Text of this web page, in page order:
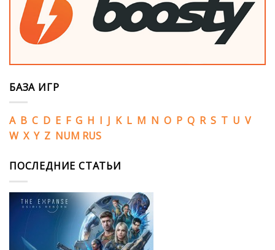
БАЗА ИГР
A B C D E F G H I J K L M N O P Q R S T U V
W X Y Z NUM RUS
ПОСЛЕДНИЕ СТАТЬИ